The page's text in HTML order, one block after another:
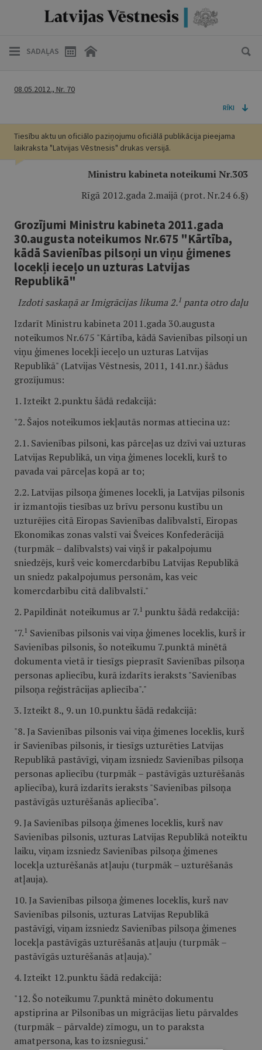
SADAĻAS
08.05.2012., Nr. 70
RĪKI
Tiesību aktu un oficiālo paziņojumu oficiālā publikācija pieejama
laikraksta "Latvijas Vēstnesis" drukas versijā.
Ministru kabineta noteikumi Nr.303
Rīgā 2012.gada 2.maijā (prot. Nr.24 6.§)
Grozījumi Ministru kabineta 2011.gada
30.augusta noteikumos Nr.675 "Kārtība,
kādā Savienības pilsoņi un viņu ģimenes
locekļi ieceļo un uzturas Latvijas
Republikā"
Izdoti saskaņā ar Imigrācijas likuma 2. 1 panta otro daļu
Izdarīt Ministru kabineta 2011.gada 30.augusta
noteikumos Nr.675 "Kārtība, kādā Savienības pilsoņi un
viņu ģimenes locekļi ieceļo un uzturas Latvijas
Republikā" (Latvijas Vēstnesis, 2011, 141.nr.) šādus
grozījumus:
1. Izteikt 2.punktu šādā redakcijā:
"2. Šajos noteikumos iekļautās normas attiecina uz:
2.1. Savienības pilsoni, kas pārceļas uz dzīvi vai uzturas
Latvijas Republikā, un viņa ģimenes locekli, kurš to
pavada vai pārceļas kopā ar to;
2.2. Latvijas pilsoņa ģimenes locekli, ja Latvijas pilsonis
ir izmantojis tiesības uz brīvu personu kustību un
uzturējies citā Eiropas Savienības dalībvalstī, Eiropas
Ekonomikas zonas valstī vai Šveices Konfederācijā
(turpmāk – dalībvalsts) vai viņš ir pakalpojumu
sniedzējs, kurš veic komercdarbību Latvijas Republikā
un sniedz pakalpojumus personām, kas veic
komercdarbību citā dalībvalstī."
2. Papildināt noteikumus ar 7. 1 punktu šādā redakcijā:
"7. 1 Savienības pilsonis vai viņa ģimenes loceklis, kurš ir
Savienības pilsonis, šo noteikumu 7.punktā minētā
dokumenta vietā ir tiesīgs pieprasīt Savienības pilsoņa
personas apliecību, kurā izdarīts ieraksts "Savienības
pilsoņa reģistrācijas apliecība"."
3. Izteikt 8., 9. un 10.punktu šādā redakcijā:
"8. Ja Savienības pilsonis vai viņa ģimenes loceklis, kurš
ir Savienības pilsonis, ir tiesīgs uzturēties Latvijas
Republikā pastāvīgi, viņam izsniedz Savienības pilsoņa
personas apliecību (turpmāk – pastāvīgās uzturēšanās
apliecība), kurā izdarīts ieraksts "Savienības pilsoņa
pastāvīgās uzturēšanās apliecība".
9. Ja Savienības pilsoņa ģimenes loceklis, kurš nav
Savienības pilsonis, uzturas Latvijas Republikā noteiktu
laiku, viņam izsniedz Savienības pilsoņa ģimenes
locekļa uzturēšanās atļauju (turpmāk – uzturēšanās
atļauja).
10. Ja Savienības pilsoņa ģimenes loceklis, kurš nav
Savienības pilsonis, uzturas Latvijas Republikā
pastāvīgi, viņam izsniedz Savienības pilsoņa ģimenes
locekļa pastāvīgās uzturēšanās atļauju (turpmāk –
pastāvīgās uzturēšanās atļauja)."
4. Izteikt 12.punktu šādā redakcijā:
"12. Šo noteikumu 7.punktā minēto dokumentu
apstiprina ar Pilsonības un migrācijas lietu pārvaldes
(turpmāk – pārvalde) zīmogu, un to paraksta
amatpersona, kas to izsniegusi."